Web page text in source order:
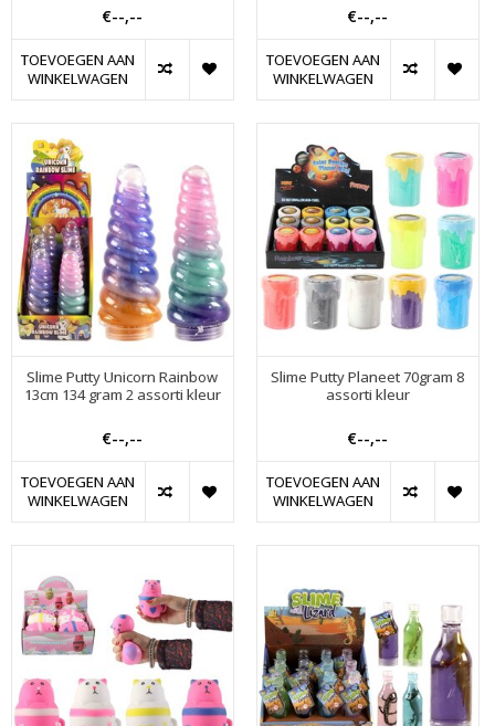
€--,--
TOEVOEGEN AAN
WINKELWAGEN
€--,--
TOEVOEGEN AAN
WINKELWAGEN
Slime Putty Unicorn Rainbow
13cm 134 gram 2 assorti kleur
€--,--
TOEVOEGEN AAN
WINKELWAGEN
Slime Putty Planeet 70gram 8
assorti kleur
€--,--
TOEVOEGEN AAN
WINKELWAGEN